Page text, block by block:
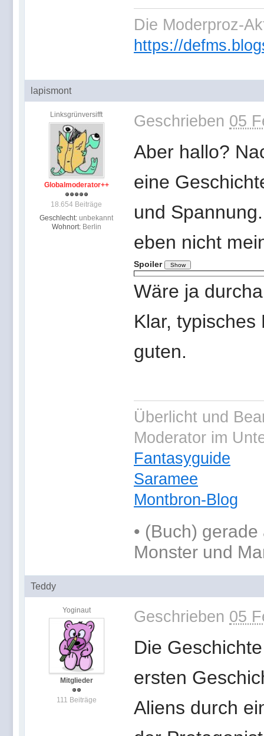
Die Moderproz-
https://
lapismont
Linksgrünversifft
Globalmoderator++
18.654 Beiträge
Geschlecht: unbekannt
Wohnort: Berlin
Geschrieben 05
Aber hallo?
eine
und
eben nicht
Spoiler
Wäre ja
Klar,
guten.
Überlicht und
Moderator im
Fantasyguide
Saramee
Montbron-Blog
• (Buch) gerade
Monster und
Teddy
Yoginaut
Mitglieder
111 Beiträge
Geschrieben 05
Die
ersten
Aliens durch